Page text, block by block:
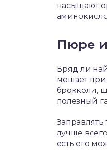
насыщают
Пюре
Вряд ли
мешает
брокколи,
полезный
лучше
есть его